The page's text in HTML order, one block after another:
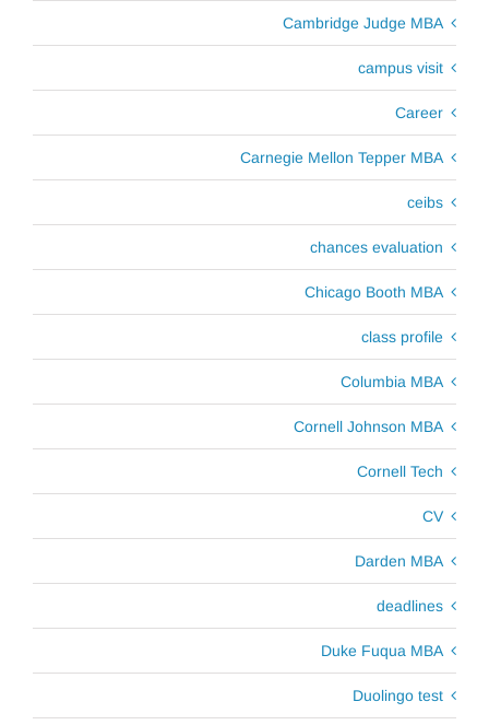
Cambridge Judge MBA
campus visit
Career
Carnegie Mellon Tepper MBA
ceibs
chances evaluation
Chicago Booth MBA
class profile
Columbia MBA
Cornell Johnson MBA
Cornell Tech
CV
Darden MBA
deadlines
Duke Fuqua MBA
Duolingo test